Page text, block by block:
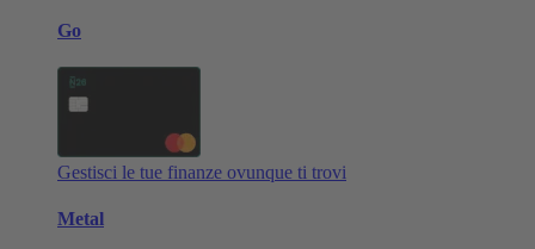
Go
Gestisci le tue finanze ovunque ti trovi
Metal